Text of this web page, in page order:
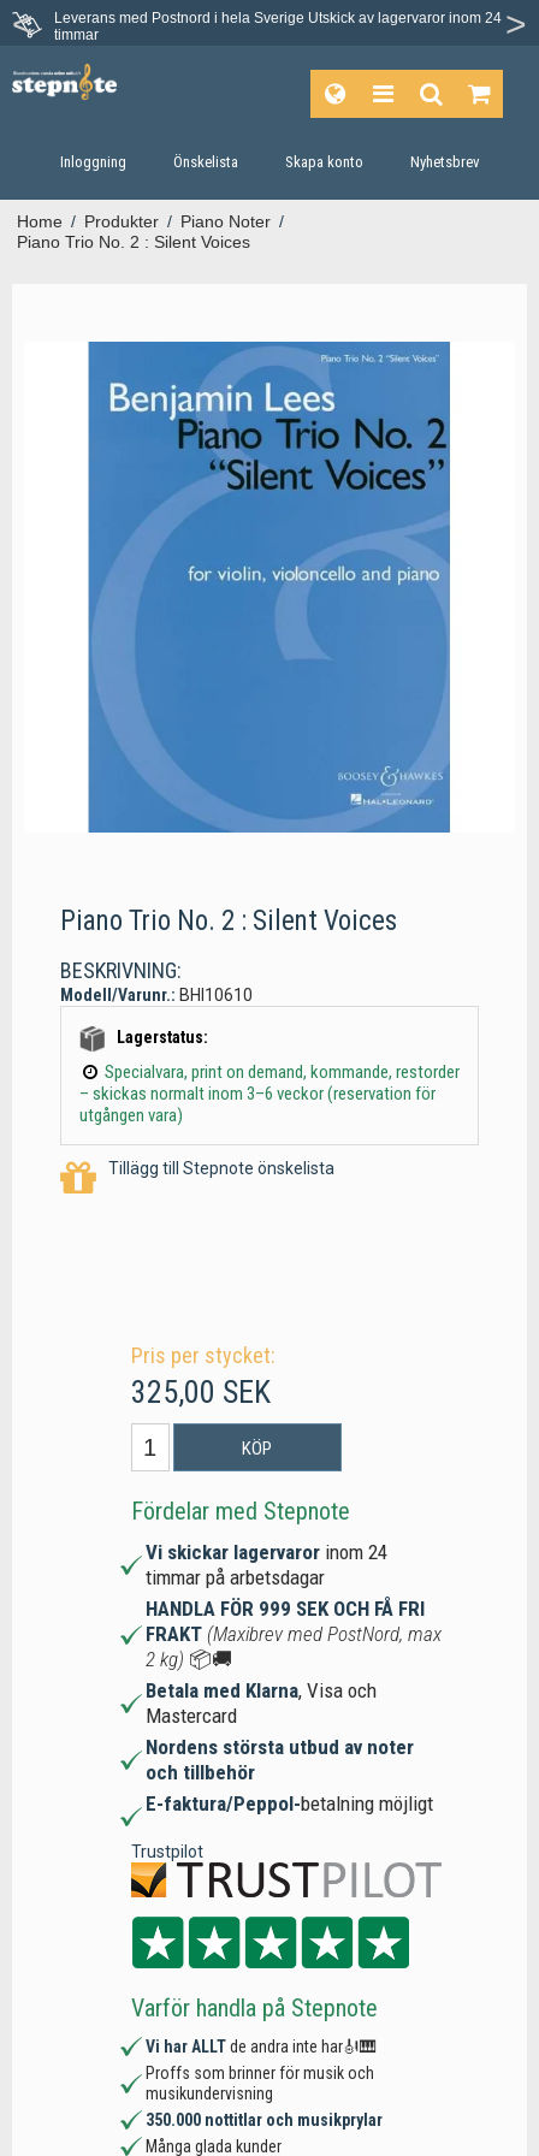
Leverans med Postnord i hela Sverige Utskick av lagervaror inom 24
timmar
Inloggning Önskelista Skapa konto Nyhetsbrev
Home / Produkter / Piano Noter /
Piano Trio No. 2 : Silent Voices
Piano Trio No. 2 : Silent Voices
BESKRIVNING:
Modell/Varunr.: BHI10610
Lagerstatus:
Specialvara, print on demand, kommande, restorder
– skickas normalt inom 3–6 veckor (reservation för
utgången vara)
Tillägg till Stepnote önskelista
Pris per stycket:
325,00 SEK
KÖP
Fördelar med Stepnote
Vi skickar lagervaror inom 24
timmar på arbetsdagar
HANDLA FÖR 999 SEK OCH FÅ FRI
FRAKT (Maxibrev med PostNord, max
2 kg) 📦🚚
Betala med Klarna, Visa och
Mastercard
Nordens största utbud av noter
och tillbehör
E-faktura/Peppol-betalning möjligt
Trustpilot
Varför handla på Stepnote
Vi har ALLTde andra inte har🎻🎹
Proffs som brinner för musik och
musikundervisning
350.000 nottitlar och musikprylar
Många glada kunder